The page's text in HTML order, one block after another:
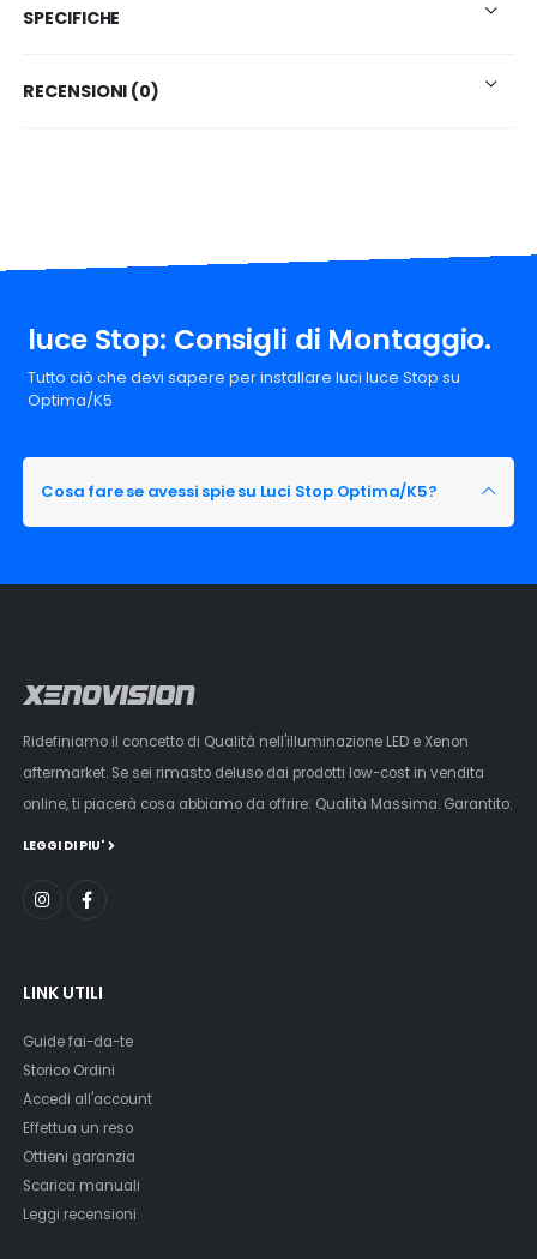
SPECIFICHE
RECENSIONI (0)
luce Stop: Consigli di Montaggio.
Tutto ciò che devi sapere per installare luci luce Stop su
Optima/K5
Cosa fare se avessi spie su Luci Stop Optima/K5?
Ridefiniamo il concetto di Qualità nell'illuminazione LED e Xenon
aftermarket. Se sei rimasto deluso dai prodotti low-cost in vendita
online, ti piacerà cosa abbiamo da offrire: Qualità Massima. Garantito.
LEGGI DI PIU'
LINK UTILI
Guide fai-da-te
Storico Ordini
Accedi all'account
Effettua un reso
Ottieni garanzia
Scarica manuali
Leggi recensioni